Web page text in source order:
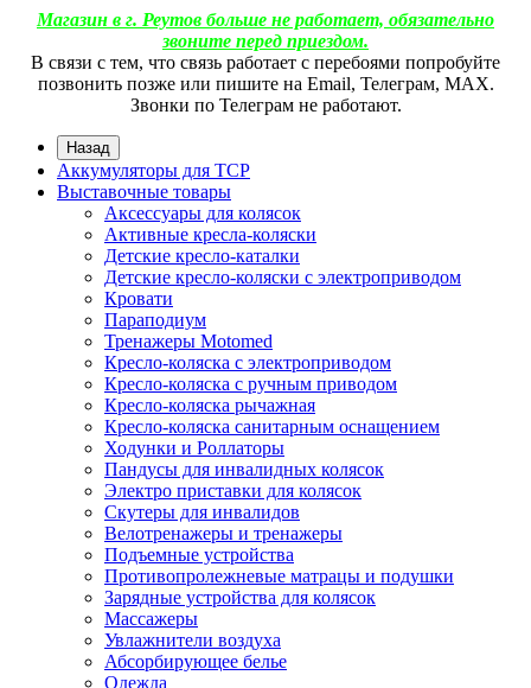
Магазин в г. Реутов больше не работает, обязательно
звоните перед приездом.
В связи с тем, что связь работает с перебоями попробуйте
позвонить позже или пишите на Email, Телеграм, МАХ.
Звонки по Телеграм не работают.
Назад
Аккумуляторы для ТСР
Выставочные товары
Аксессуары для колясок
Активные кресла-коляски
Детские кресло-каталки
Детские кресло-коляски с электроприводом
Кровати
Параподиум
Тренажеры Motomed
Кресло-коляска с электроприводом
Кресло-коляска с ручным приводом
Кресло-коляска рычажная
Кресло-коляска санитарным оснащением
Ходунки и Роллаторы
Пандусы для инвалидных колясок
Электро приставки для колясок
Скутеры для инвалидов
Велотренажеры и тренажеры
Подъемные устройства
Противопролежневые матрацы и подушки
Зарядные устройства для колясок
Массажеры
Увлажнители воздуха
Абсорбирующее белье
Одежда